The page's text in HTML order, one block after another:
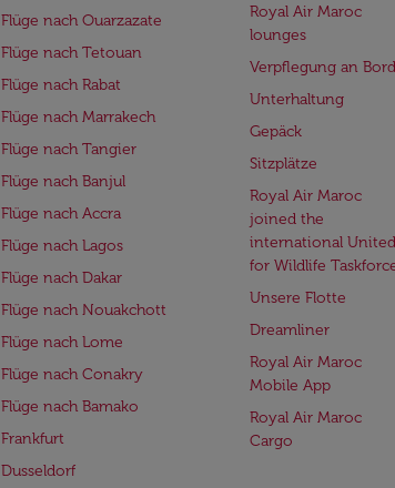
Flüge nach Ouarzazate
Flüge nach Tetouan
Flüge nach Rabat
Flüge nach Marrakech
Flüge nach Tangier
Flüge nach Banjul
Flüge nach Accra
Flüge nach Lagos
Flüge nach Dakar
Flüge nach Nouakchott
Flüge nach Lome
Flüge nach Conakry
Flüge nach Bamako
Frankfurt
Dusseldorf
Royal Air Maroc
lounges
Verpflegung an Bord
Unterhaltung
Gepäck
Sitzplätze
Royal Air Maroc
joined the
international United
for Wildlife
Unsere Flotte
Dreamliner
Royal Air Maroc
Mobile App
Royal Air Maroc
Cargo